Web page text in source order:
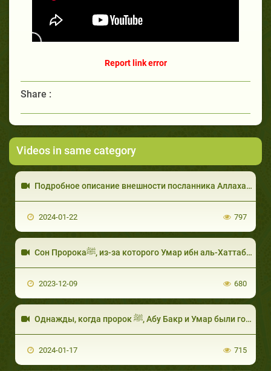
Report link error
Share :
Videos in same category
2024-01-22 797
Сон Пророкаﷺ, из-за которого Умар ибн аль-Хаттаб заплакал
2023-12-09 680
Однажды, когда пророк ﷺ, Абу Бакр и Умар были голодны
2024-01-17 715